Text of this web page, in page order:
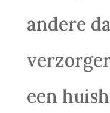
andere
een